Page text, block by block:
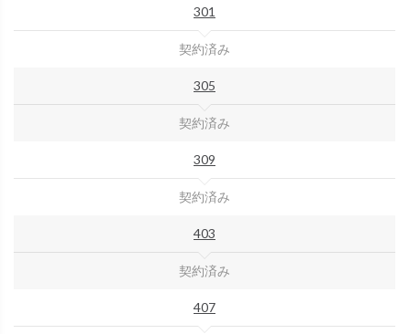
301
契約済み
305
契約済み
309
契約済み
403
契約済み
407